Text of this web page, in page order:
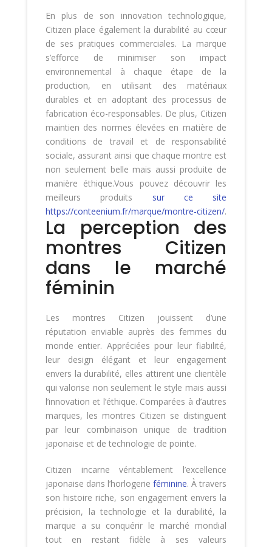
En plus de son innovation technologique,
Citizen place également la durabilité au cœur
de ses pratiques commerciales. La marque
s’efforce de minimiser son impact
environnemental à chaque étape de la
production, en utilisant des matériaux
durables et en adoptant des processus de
fabrication éco-responsables. De plus, Citizen
maintien des normes élevées en matière de
conditions de travail et de responsabilité
sociale, assurant ainsi que chaque montre est
non seulement belle mais aussi produite de
manière éthique.Vous pouvez découvrir les
meilleurs produits sur ce site
https://conteenium.fr/marque/montre-citizen/.
La perception des
montres Citizen
dans le marché
féminin
Les montres Citizen jouissent d’une
réputation enviable auprès des femmes du
monde entier. Appréciées pour leur fiabilité,
leur design élégant et leur engagement
envers la durabilité, elles attirent une clientèle
qui valorise non seulement le style mais aussi
l’innovation et l’éthique. Comparées à d’autres
marques, les montres Citizen se distinguent
par leur combinaison unique de tradition
japonaise et de technologie de pointe.
Citizen incarne véritablement l’excellence
japonaise dans l’horlogerie féminine. À travers
son histoire riche, son engagement envers la
précision, la technologie et la durabilité, la
marque a su conquérir le marché mondial
tout en restant fidèle à ses valeurs